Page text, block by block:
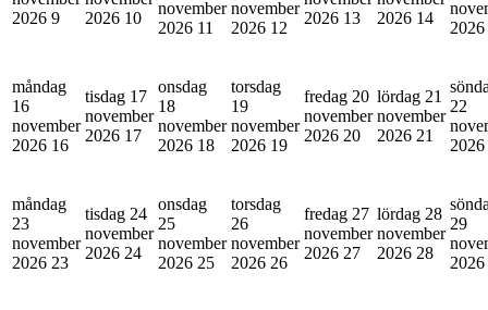
2026 9
2026 10
november
2026 11
november
2026 12
2026 13
2026 14
2026
måndag
16
november
2026 16
tisdag 17
november
2026 17
onsdag
18
november
2026 18
torsdag
19
november
2026 19
fredag 20
november
2026 20
lördag 21
november
2026 21
22
2026
måndag
23
november
2026 23
tisdag 24
november
2026 24
onsdag
25
november
2026 25
torsdag
26
november
2026 26
fredag 27
november
2026 27
lördag 28
november
2026 28
29
2026